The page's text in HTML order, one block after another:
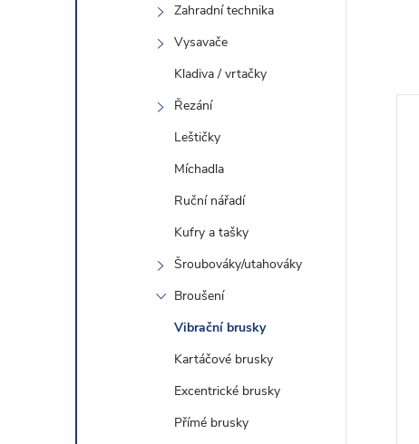
Zahradní technika
Vysavače
Kladiva / vrtačky
Řezání
Leštičky
Míchadla
Ruční nářadí
Kufry a tašky
Šroubováky/utahováky
Broušení
Vibrační brusky
Kartáčové brusky
Excentrické brusky
Přímé brusky